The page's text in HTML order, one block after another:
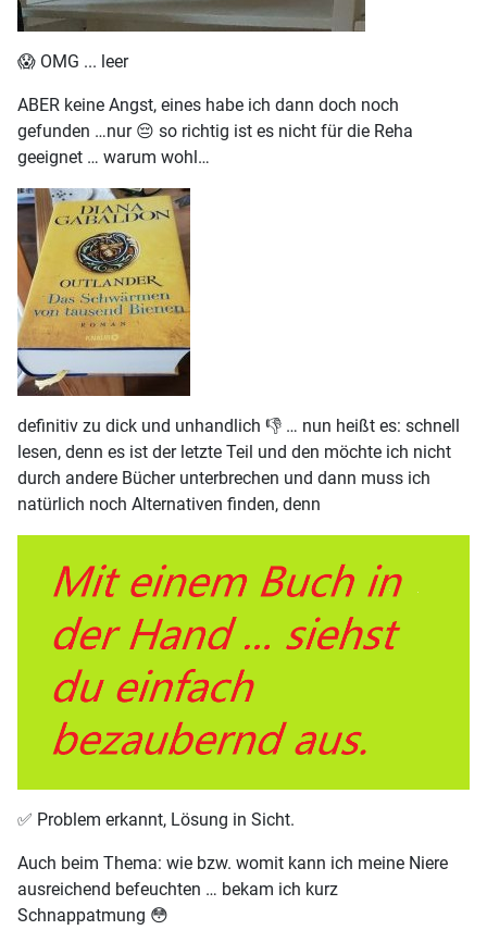
😱 OMG ... leer
ABER keine Angst, eines habe ich dann doch noch
gefunden …nur 😔 so richtig ist es nicht für die Reha
geeignet … warum wohl…
definitiv zu dick und unhandlich 👎 … nun heißt es: schnell
lesen, denn es ist der letzte Teil und den möchte ich nicht
durch andere Bücher unterbrechen und dann muss ich
natürlich noch Alternativen finden, denn
✅️ Problem erkannt, Lösung in Sicht.
Auch beim Thema: wie bzw. womit kann ich meine Niere
ausreichend befeuchten … bekam ich kurz
Schnappatmung 😳